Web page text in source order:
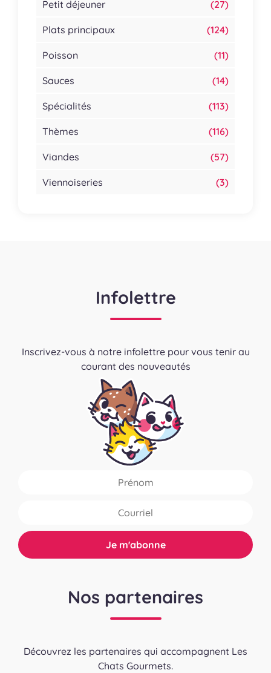
Petit déjeuner (27)
Plats principaux (124)
Poisson (11)
Sauces (14)
Spécialités (113)
Thèmes (116)
Viandes (57)
Viennoiseries (3)
Infolettre
Inscrivez-vous à notre infolettre pour vous tenir au
courant des nouveautés
Nos partenaires
Découvrez les partenaires qui accompagnent Les
Chats Gourmets.